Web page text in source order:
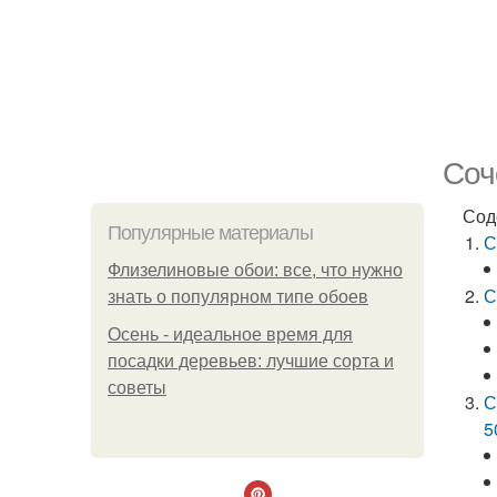
Популярные материалы
Флизелиновые обои: все, что нужно
знать о популярном типе обоев
Осень - идеальное время для
посадки деревьев: лучшие сорта и
советы